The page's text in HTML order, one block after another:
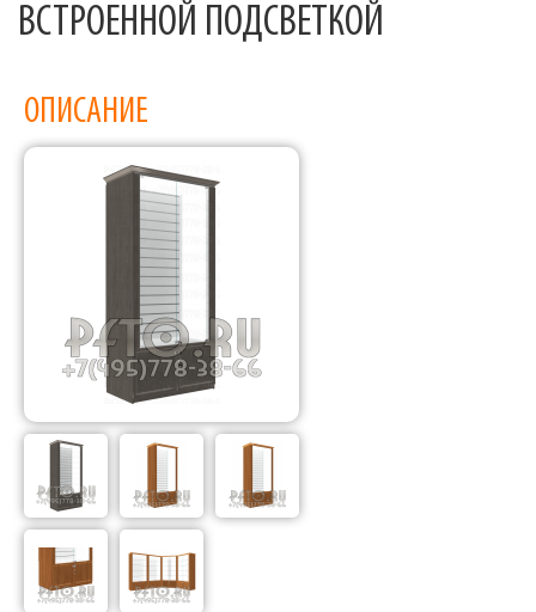
Фабрика торгового оборудования
ВСТРОЕННОЙ ПОДСВЕТКОЙ
ОПИСАНИЕ